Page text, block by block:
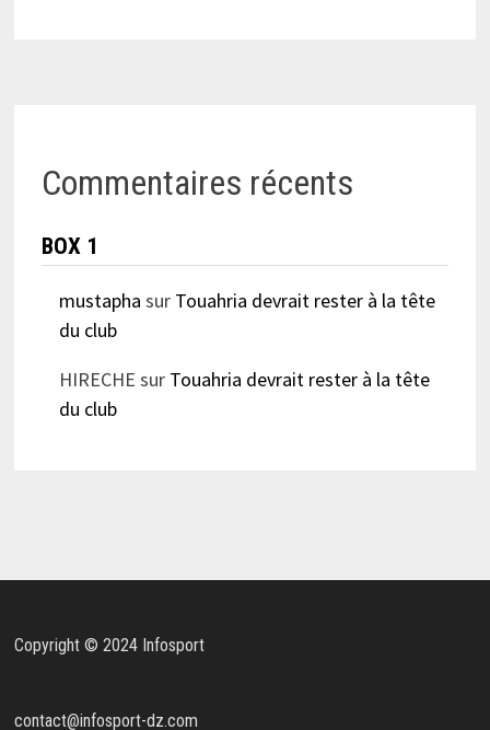
Commentaires récents
BOX 1
mustapha sur Touahria devrait rester à la tête
du club
HIRECHE sur Touahria devrait rester à la tête
du club
Copyright © 2024 Infosport
contact@infosport-dz.com